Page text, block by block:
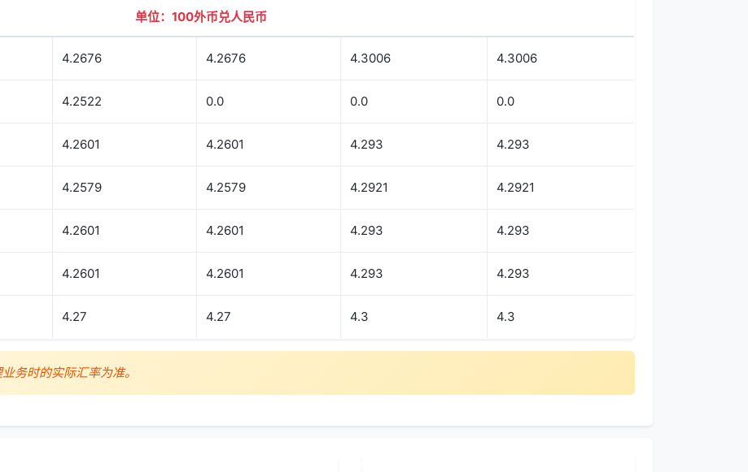
单位：100外币兑人民币
4.2676 4.2676 4.3006 4.3006
4.2522 0.0 0.0 0.0
4.2601 4.2601 4.293 4.293
4.2579 4.2579 4.2921 4.2921
4.2601 4.2601 4.293 4.293
4.2601 4.2601 4.293 4.293
4.27 4.27 4.3 4.3
务时的实际汇率为准。